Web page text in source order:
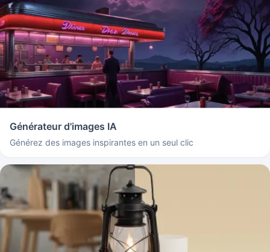
Générateur d'images IA
Générez des images inspirantes en un seul clic